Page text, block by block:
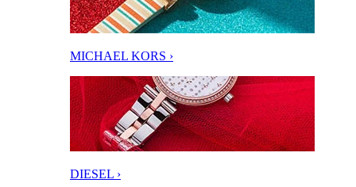
MICHAEL KORS ›
DIESEL ›